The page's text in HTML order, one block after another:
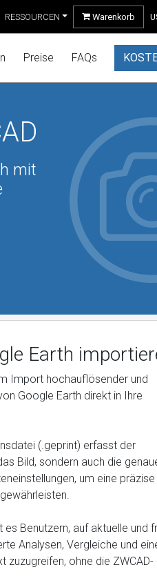
RESSOURCEN Warenkorb
Preise FAQs
mit
Earth
Import hochauflösender und
Google Earth direkt in Ihre
(.geprint) erfasst der
Bild, sondern auch die
um eine präzise
Benutzern, auf aktuelle und
Analysen, Vergleiche und
zuzugreifen, ohne die ZWCAD-